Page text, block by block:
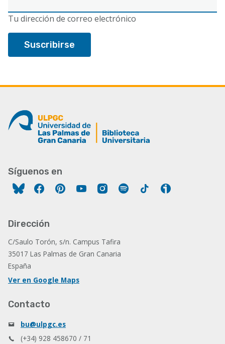
electrónico
Tu dirección de correo electrónico
Síguenos en
FacebookPinterestYouTubeInstagram
Spotify Tiktok
Dirección
C/Saulo Torón, s/n. Campus Tafira
35017 Las Palmas de Gran Canaria
España
Ver en Google Maps
Contacto
bu@ulpgc.es
(+34) 928 458670 / 71